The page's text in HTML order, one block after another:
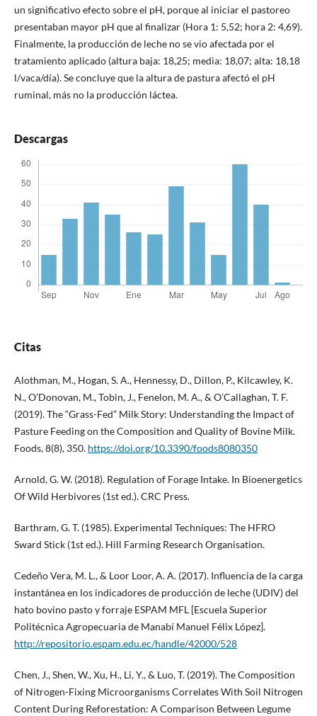
un significativo efecto sobre el pH, porque al iniciar el pastoreo
presentaban mayor pH que al finalizar (Hora 1: 5,52; hora 2: 4,69).
Finalmente, la producción de leche no se vio afectada por el
tratamiento aplicado (altura baja: 18,25; media: 18,07; alta: 18,18
l/vaca/día). Se concluye que la altura de pastura afectó el pH
ruminal, más no la producción láctea.
Descargas
Citas
Alothman, M., Hogan, S. A., Hennessy, D., Dillon, P., Kilcawley, K.
N., O’Donovan, M., Tobin, J., Fenelon, M. A., & O’Callaghan, T. F.
(2019). The “Grass-Fed” Milk Story: Understanding the Impact of
Pasture Feeding on the Composition and Quality of Bovine Milk.
Foods, 8(8), 350. https://doi.org/10.3390/foods8080350
Arnold, G. W. (2018). Regulation of Forage Intake. In Bioenergetics
Of Wild Herbivores (1st ed.). CRC Press.
Barthram, G. T. (1985). Experimental Techniques: The HFRO
Sward Stick (1st ed.). Hill Farming Research Organisation.
Cedeño Vera, M. L., & Loor Loor, A. A. (2017). Influencia de la carga
instantánea en los indicadores de producción de leche (UDIV) del
hato bovino pasto y forraje ESPAM MFL [Escuela Superior
Politécnica Agropecuaria de Manabí Manuel Félix López].
http://repositorio.espam.edu.ec/handle/42000/528
Chen, J., Shen, W., Xu, H., Li, Y., & Luo, T. (2019). The Composition
of Nitrogen-Fixing Microorganisms Correlates With Soil Nitrogen
Content During Reforestation: A Comparison Between Legume